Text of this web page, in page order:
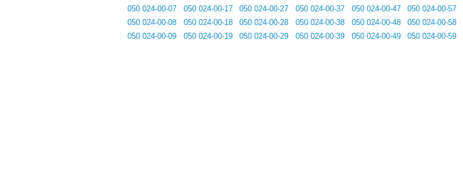
050 024-00-07
050 024-00-08
050 024-00-09
050 024-00-17
050 024-00-18
050 024-00-19
050 024-00-27
050 024-00-28
050 024-00-29
050 024-00-37
050 024-00-38
050 024-00-39
050 024-00-47
050 024-00-48
050 024-00-49
050 024-00-57
050 024-00-58
050 024-00-59